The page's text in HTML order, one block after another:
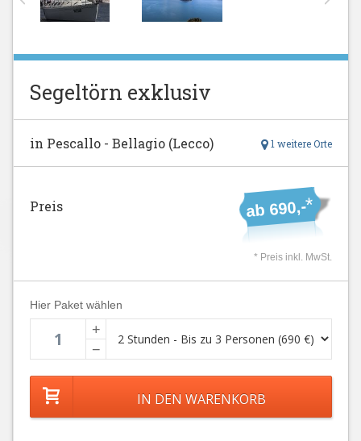
Segeltörn exklusiv
1 weitere Orte
in Pescallo - Bellagio (Lecco)
ab 690,-*
Preis
* Preis inkl. MwSt.
Hier Paket wählen
+
−